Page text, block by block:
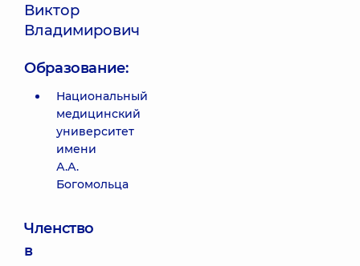
Виктор
Владимирович
Образование:
Национальный
медицинский
университет
имени
А.А.
Богомольца
Членство
в